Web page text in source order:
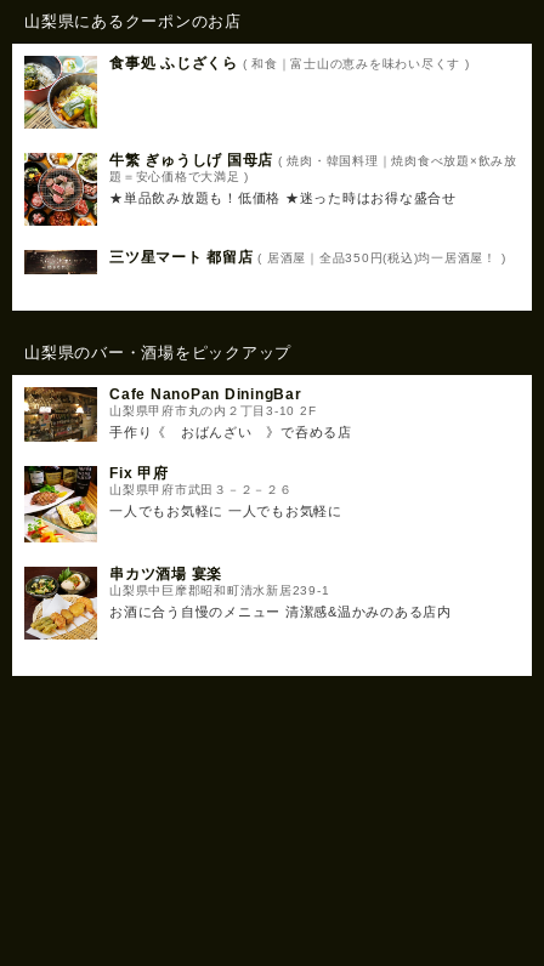
山梨県にあるクーポンのお店
食事処 ふじざくら ( 和食｜富士山の恵みを味わい尽くす )
牛繁 ぎゅうしげ 国母店 ( 焼肉・韓国料理｜焼肉食べ放題×飲み放
題＝安心価格で大満足 )
★単品飲み放題も！低価格 ★迷った時はお得な盛合せ
三ツ星マート 都留店 ( 居酒屋｜全品350円(税込)均一居酒屋！ )
山梨県のバー・酒場をピックアップ
Cafe NanoPan DiningBar
山梨県甲府市丸の内２丁目3-10 2F
手作り《 おばんざい 》で呑める店
Fix 甲府
山梨県甲府市武田３－２－２６
一人でもお気軽に 一人でもお気軽に
串カツ酒場 宴楽
山梨県中巨摩郡昭和町清水新居239-1
お酒に合う自慢のメニュー 清潔感&温かみのある店内